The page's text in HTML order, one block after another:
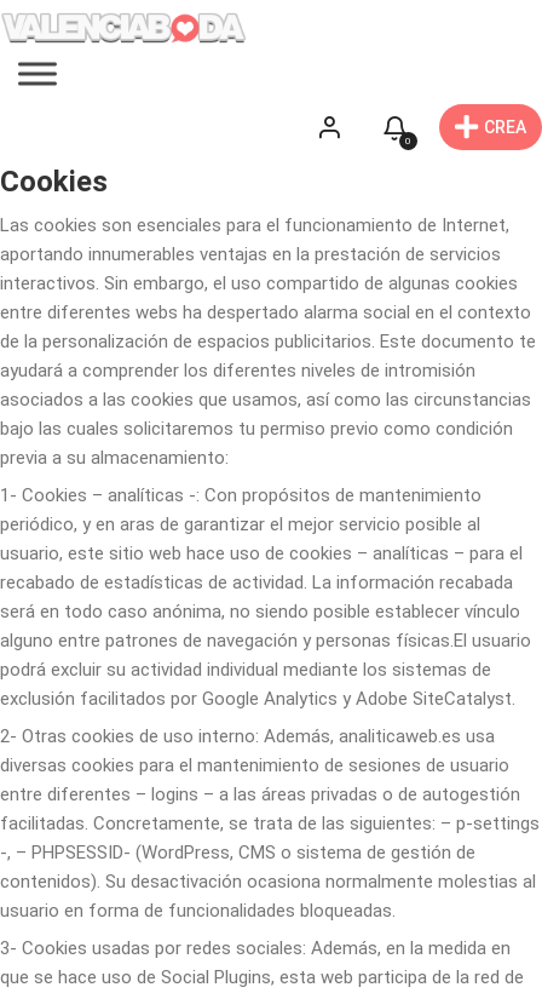
0
CREA
Cookies
Las cookies son esenciales para el funcionamiento de Internet,
aportando innumerables ventajas en la prestación de servicios
interactivos. Sin embargo, el uso compartido de algunas cookies
entre diferentes webs ha despertado alarma social en el contexto
de la personalización de espacios publicitarios. Este documento te
ayudará a comprender los diferentes niveles de intromisión
asociados a las cookies que usamos, así como las circunstancias
bajo las cuales solicitaremos tu permiso previo como condición
previa a su almacenamiento:
1- Cookies – analíticas -: Con propósitos de mantenimiento
periódico, y en aras de garantizar el mejor servicio posible al
usuario, este sitio web hace uso de cookies – analíticas – para el
recabado de estadísticas de actividad. La información recabada
será en todo caso anónima, no siendo posible establecer vínculo
alguno entre patrones de navegación y personas físicas.El usuario
podrá excluir su actividad individual mediante los sistemas de
exclusión facilitados por Google Analytics y Adobe SiteCatalyst.
2- Otras cookies de uso interno: Además, analiticaweb.es usa
diversas cookies para el mantenimiento de sesiones de usuario
entre diferentes – logins – a las áreas privadas o de autogestión
facilitadas. Concretamente, se trata de las siguientes: – p-settings
-, – PHPSESSID- (WordPress, CMS o sistema de gestión de
contenidos). Su desactivación ocasiona normalmente molestias al
usuario en forma de funcionalidades bloqueadas.
3- Cookies usadas por redes sociales: Además, en la medida en
que se hace uso de Social Plugins, esta web participa de la red de